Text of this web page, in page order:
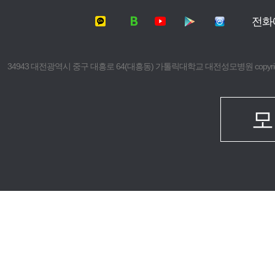
은평성모병원
가톨릭대학
간호대학
보건의료경
임상치과학
임상간호대
전
34943 대전광역시 중구 대흥로 64(대흥동) 가톨릭대학교 대전성모병원